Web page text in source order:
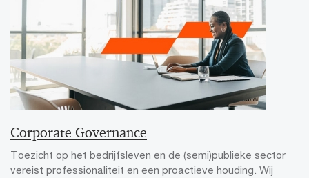
Corporate Governance
Toezicht op het bedrijfsleven en de (semi)publieke sector
vereist professionaliteit en een proactieve houding. Wij